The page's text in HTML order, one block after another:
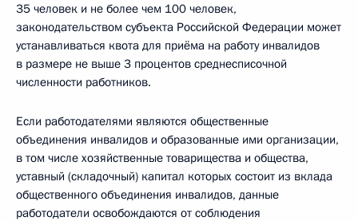
35 человек и не более чем 100 человек,
законодательством субъекта Российской Федерации может
устанавливаться квота для приёма на работу инвалидов
в размере не выше 3 процентов среднесписочной
численности работников.
Если работодателями являются общественные
объединения инвалидов и образованные ими организации,
в том числе хозяйственные товарищества и общества,
уставный (складочный) капитал которых состоит из вклада
общественного объединения инвалидов, данные
работодатели освобождаются от соблюдения